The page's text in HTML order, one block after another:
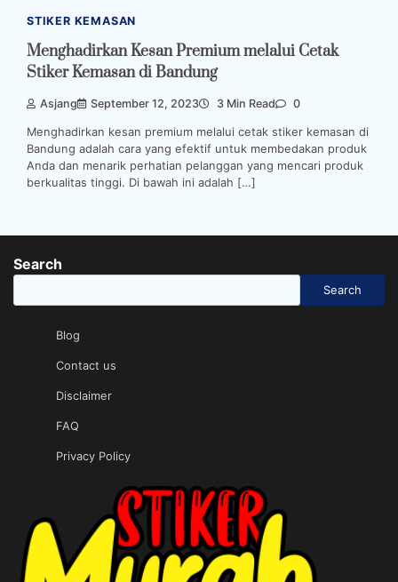
STIKER KEMASAN
Menghadirkan Kesan Premium melalui Cetak
Stiker Kemasan di Bandung
Asjang September 12, 2023 3 Min Read 0
Menghadirkan kesan premium melalui cetak stiker kemasan di
Bandung adalah cara yang efektif untuk membedakan produk
Anda dan menarik perhatian pelanggan yang mencari produk
berkualitas tinggi. Di bawah ini adalah […]
Search
Search
Blog
Contact us
Disclaimer
FAQ
Privacy Policy